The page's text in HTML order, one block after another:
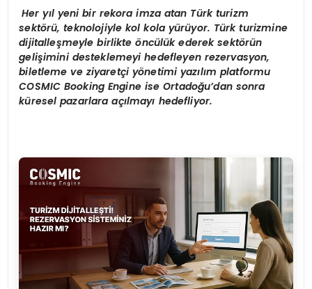
Her yıl yeni bir rekora imza atan Türk turizm
sektörü, teknolojiyle kol kola yürüyor. Türk turizmine
dijitalleşmeyle birlikte öncülük ederek sektörün
gelişimini desteklemeyi hedefleyen rezervasyon,
biletleme ve ziyaretçi yönetimi yazılım platformu
COSMIC Booking Engine ise Ortadoğu’dan sonra
küresel pazarlara açılmayı hedefliyor.